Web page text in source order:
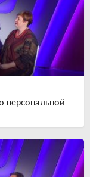
персональной